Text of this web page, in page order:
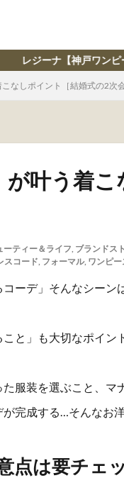
ンピース専門店】がお贈
こなしポイント［結婚式の2次
が叶う着
ーティー＆ライフ, ブランドス
スコード, フォーマル, ワンピー
コーデ」そんなシー
こと」も大切なポイ
た服装を選ぶこと、
完成する…そんなお
点は要チェ